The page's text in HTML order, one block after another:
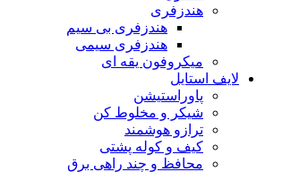
هندزفری
هندزفری بی سیم
هندزفری سیمی
میکروفون یقه ای
لایف استایل
پاوراستیشن
شیکر و مخلوط کن
ترازو هوشمند
کیف و کوله پشتی
محافظ و چند راهی برق